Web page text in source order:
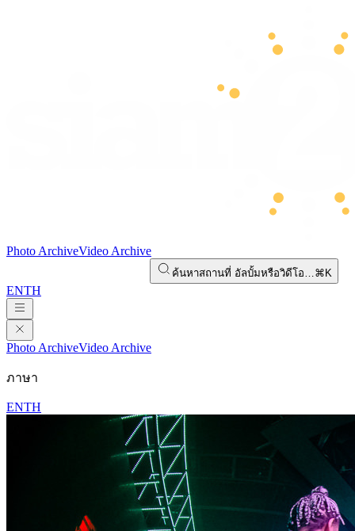
Photo ArchiveVideo Archive
ค้นหาสถานที่ อัลบั้มหรือวิดีโอ…⌘K
ENTH
Photo ArchiveVideo Archive
ภาษา
ENTH